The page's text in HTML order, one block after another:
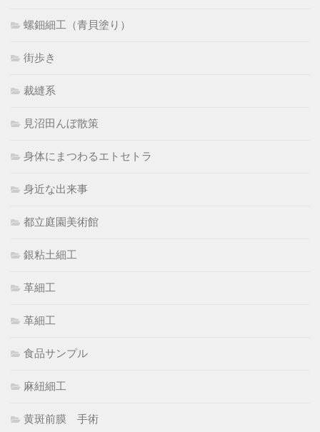
螺鈿細工（青貝塗り）
街歩き
裁縫系
見沼田んぼ散策
身体にまつわるエトセトラ
身近な出来事
都立庭園美術館
銀粘土細工
革細工
革細工
食品サンプル
麻紐細工
黄斑前膜 手術